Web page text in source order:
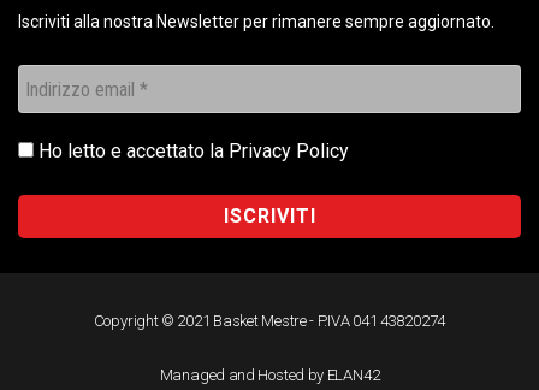
Iscriviti alla nostra Newsletter per rimanere sempre aggiornato.
Ho letto e accettato la Privacy Policy
Copyright © 2021 Basket Mestre - P.IVA 041 43820274
Managed and Hosted by ELAN42